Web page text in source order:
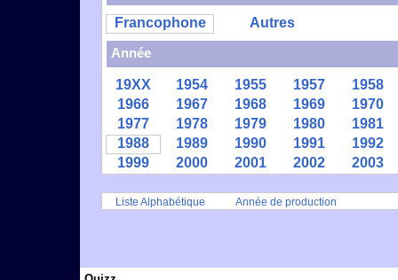
Francophone
Autres
Année
19XX 1954 1955 1957
1958
1966
1967 1968 1969
1970
1977
1978 1979 1980
1981
1988
1989 1990 1991
1992
1999
2000 2001 2002 2003
Liste Alphabétique Année de production